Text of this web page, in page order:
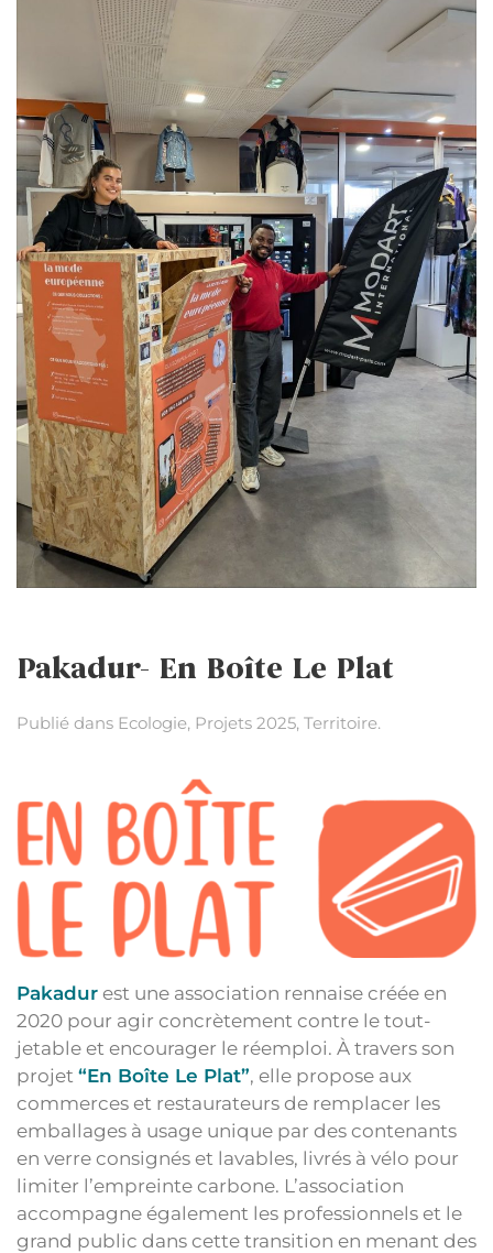
Pakadur- En Boîte Le Plat
Publié dans Ecologie, Projets 2025, Territoire.
Pakadur est une association rennaise créée en
2020 pour agir concrètement contre le tout-
jetable et encourager le réemploi. À travers son
projet “En Boîte Le Plat”, elle propose aux
commerces et restaurateurs de remplacer les
emballages à usage unique par des contenants
en verre consignés et lavables, livrés à vélo pour
limiter l’empreinte carbone. L’association
accompagne également les professionnels et le
grand public dans cette transition en menant des